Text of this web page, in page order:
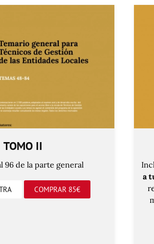
TOMO II
96 de la parte general
COMPRAR 85€
a